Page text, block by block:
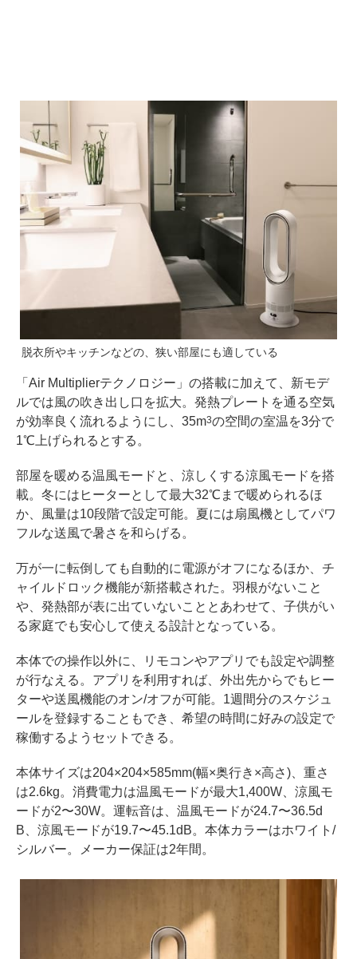
脱衣所やキッチンなどの、狭い部屋にも適している
「Air Multiplierテクノロジー」の搭載に加えて、新モデ
ルでは風の吹き出し口を拡大。発熱プレートを通る空気
が効率良く流れるようにし、35m3の空間の室温を3分で
1℃上げられるとする。
部屋を暖める温風モードと、涼しくする涼風モードを搭
載。冬にはヒーターとして最大32℃まで暖められるほ
か、風量は10段階で設定可能。夏には扇風機としてパワ
フルな送風で暑さを和らげる。
万が一に転倒しても自動的に電源がオフになるほか、チ
ャイルドロック機能が新搭載された。羽根がないこと
や、発熱部が表に出ていないこととあわせて、子供がい
る家庭でも安心して使える設計となっている。
本体での操作以外に、リモコンやアプリでも設定や調整
が行なえる。アプリを利用すれば、外出先からでもヒー
ターや送風機能のオン/オフが可能。1週間分のスケジュ
ールを登録することもでき、希望の時間に好みの設定で
稼働するようセットできる。
本体サイズは204×204×585mm(幅×奥行き×高さ)、重さ
は2.6kg。消費電力は温風モードが最大1,400W、涼風モ
ードが2〜30W。運転音は、温風モードが24.7〜36.5d
B、涼風モードが19.7〜45.1dB。本体カラーはホワイト/
シルバー。メーカー保証は2年間。